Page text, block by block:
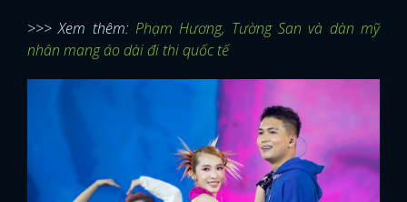
>>> Xem thêm: Phạm Hương, Tường San và dàn mỹ
nhân mang áo dài đi thi quốc tế